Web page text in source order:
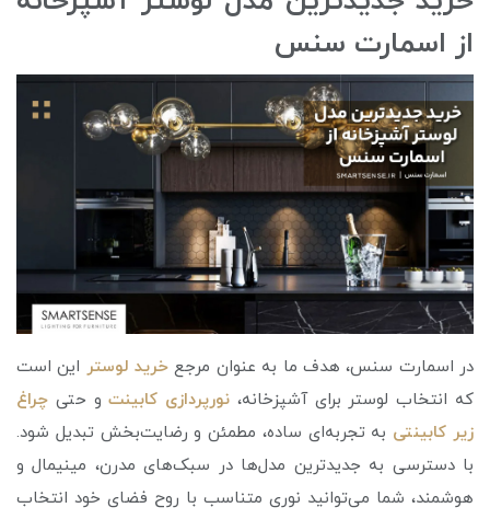
از اسمارت سنس
در اسمارت سنس، هدف ما به عنوان مرجع خرید لوستر این است
که انتخاب لوستر برای آشپزخانه، نورپردازی کابینتو حتی چراغ
زیر کابینتی به تجربه‌ای ساده، مطمئن و رضایت‌بخش تبدیل شود.
با دسترسی به جدیدترین مدل‌ها در سبک‌های مدرن، مینیمال و
هوشمند، شما می‌توانید نوری متناسب با روح فضای خود انتخاب